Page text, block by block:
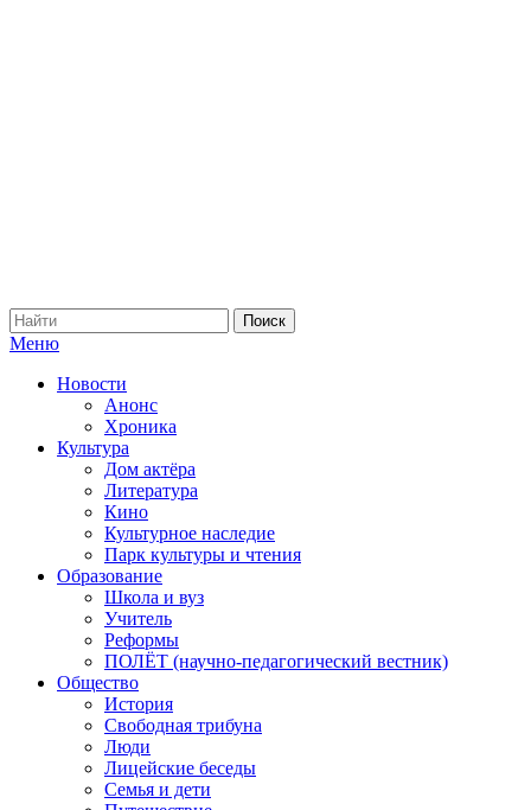
Меню
Новости
Анонс
Хроника
Культура
Дом актёра
Литература
Кино
Культурное наследие
Парк культуры и чтения
Образование
Школа и вуз
Учитель
Реформы
ПОЛЁТ (научно-педагогический вестник)
Общество
История
Свободная трибуна
Люди
Лицейские беседы
Семья и дети